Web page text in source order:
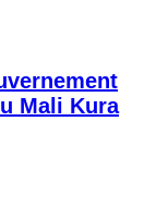
Mali Kura